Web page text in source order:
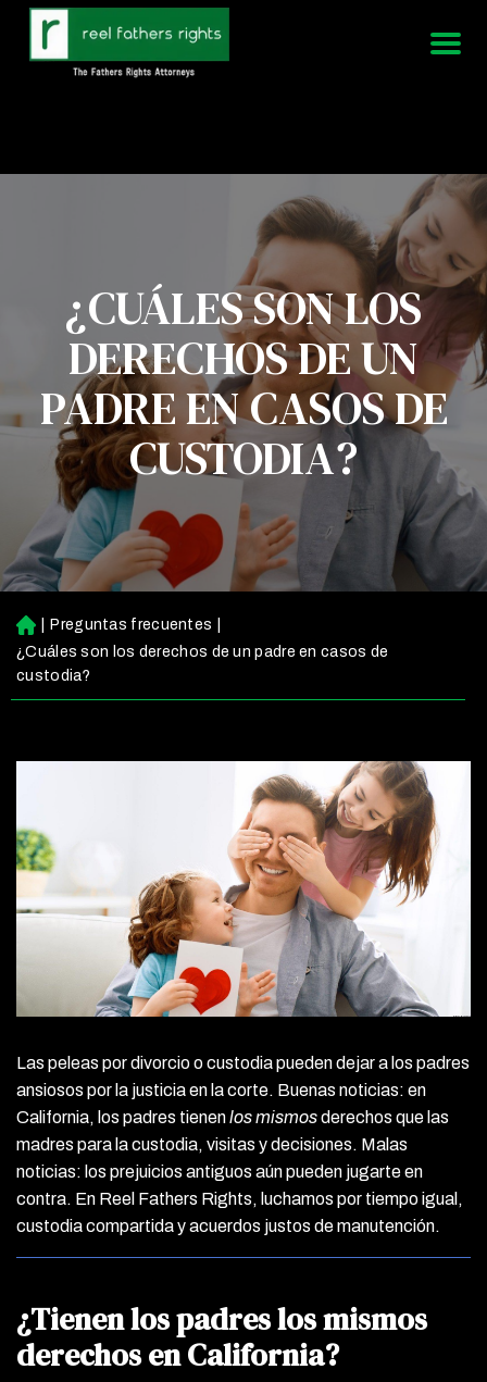
951-339-3826
Estamos disponibles 24/7
¿CUÁLES SON LOS
DERECHOS DE UN
PADRE EN CASOS DE
CUSTODIA?
Ini
ci
o
Preguntas frecuentes
¿Cuáles son los derechos de un padre en casos de
custodia?
Las peleas por divorcio o custodia pueden dejar a los padres
ansiosos por la justicia en la corte. Buenas noticias: en
California, los padres tienenlos mismosderechos que las
madres para la custodia, visitas y decisiones. Malas
noticias: los prejuicios antiguos aún pueden jugarte en
contra. En Reel Fathers Rights, luchamos por tiempo igual,
custodia compartida y acuerdos justos de manutención.
¿Tienen los padres los mismos
derechos en California?